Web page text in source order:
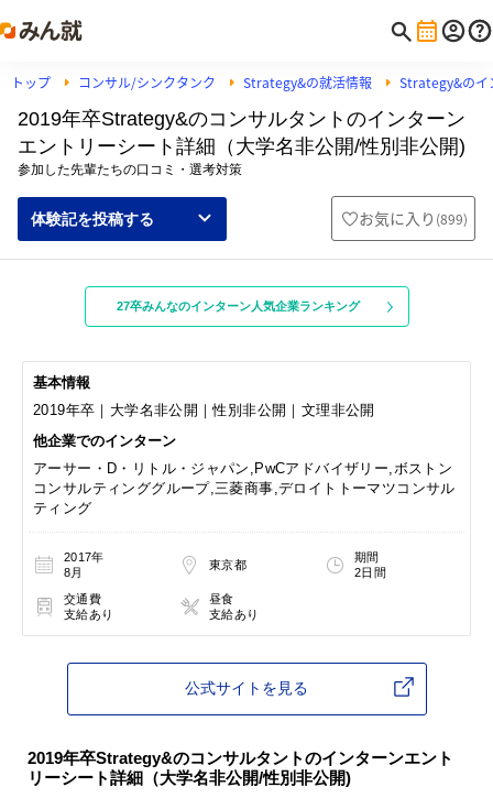
トップ コンサル/シンクタンク Strategy&の就活情報 Strategy&のイ
2019年卒Strategy&のコンサルタントのインターン
エントリーシート詳細（大学名非公開/性別非公開)
参加した先輩たちの口コミ・選考対策
体験記を投稿する お気に入り (899)
27卒みんなのインターン人気企業ランキング
基本情報
2019年卒｜大学名非公開｜性別非公開｜文理非公開
他企業でのインターン
アーサー・D・リトル・ジャパン,PwCアドバイザリー,ボストン
コンサルティンググループ,三菱商事,デロイトトーマツコンサル
ティング
2017年
8月
東京都
期間
2日間
交通費
支給あり
昼食
支給あり
公式サイトを見る
2019年卒Strategy&のコンサルタントのインターンエント
リーシート詳細（大学名非公開/性別非公開)